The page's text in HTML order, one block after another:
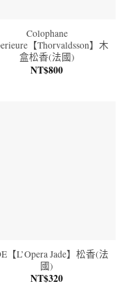
Colophane
【Thorvaldsson】木
盒松香(法國)
NT$800
【L’Opera Jade】松香(法
國)
NT$320